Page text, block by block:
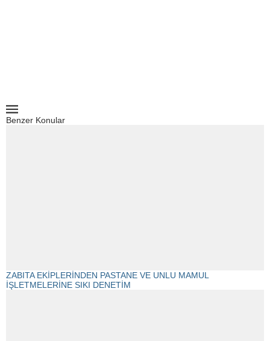
Benzer Konular
ZABITA EKİPLERİNDEN PASTANE VE UNLU MAMUL
İŞLETMELERİNE SIKI DENETİM